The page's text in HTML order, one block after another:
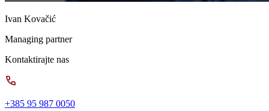
Ivan Kovačić
Managing partner
Kontaktirajte nas
+385 95 987 0050